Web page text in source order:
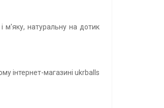
м'яку, натуральну на дотик
інтернет-магазині ukrballs